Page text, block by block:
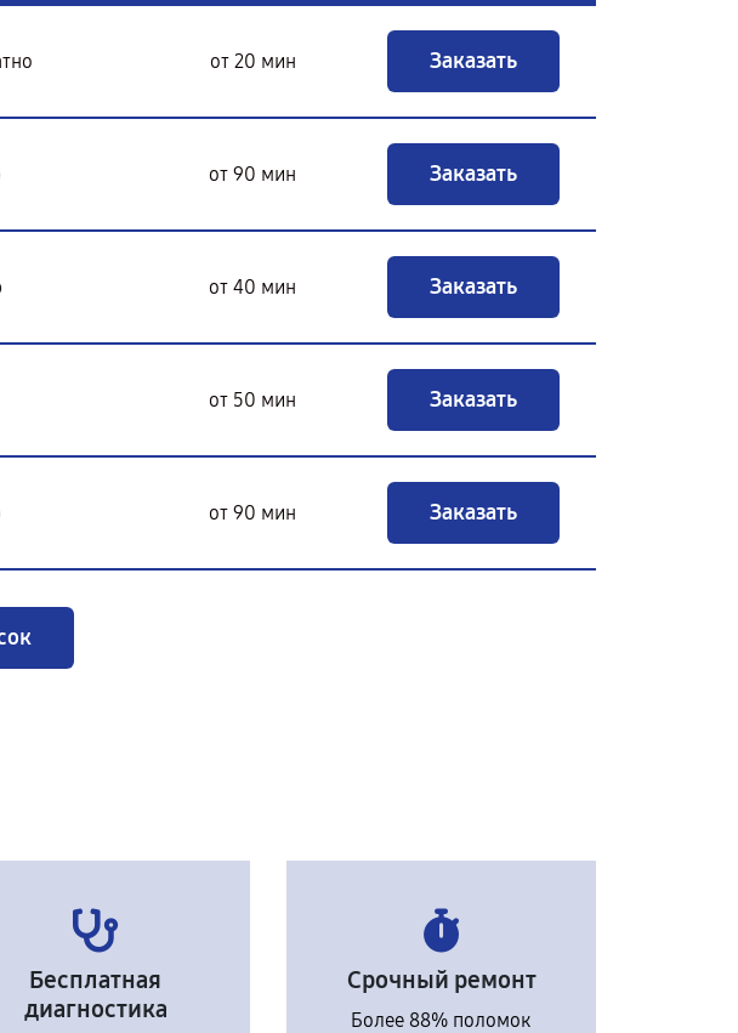
от 20 мин Заказать
от 90 мин Заказать
от 40 мин Заказать
от 50 мин Заказать
от 90 мин Заказать
Бесплатная
диагностика
Срочный ремонт
Более 88% поломок